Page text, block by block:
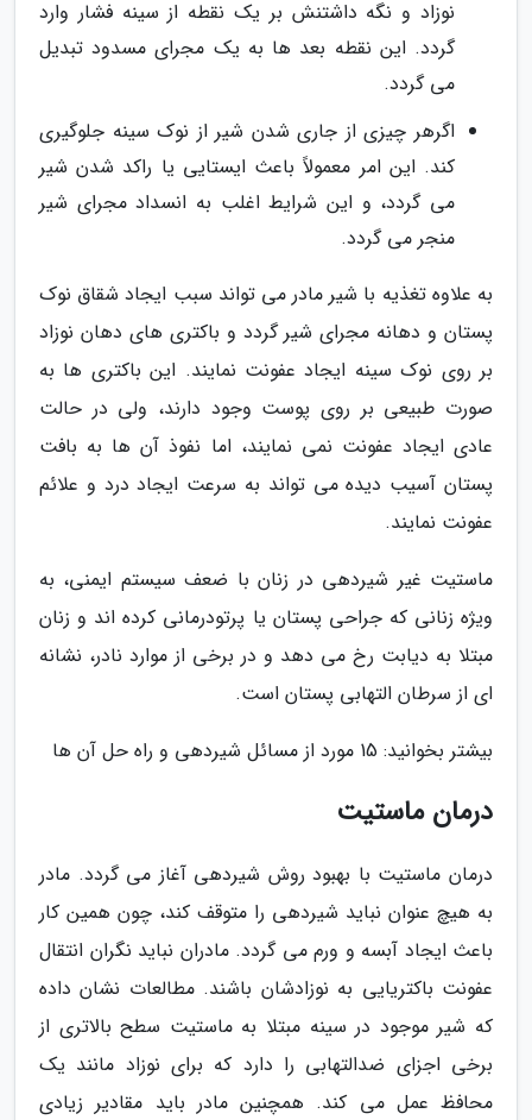
نوزاد و نگه داشتنش بر یک نقطه از سینه فشار وارد
گردد. این نقطه بعد ها به یک مجرای مسدود تبدیل
می گردد.
اگرهر چیزی از جاری شدن شیر از نوک سینه جلوگیری
کند. این امر معمولاً باعث ایستایی یا راکد شدن شیر
می گردد، و این شرایط اغلب به انسداد مجرای شیر
منجر می گردد.
به علاوه تغذیه با شیر مادر می تواند سبب ایجاد شقاق نوک
پستان و دهانه مجرای شیر گردد و باکتری های دهان نوزاد
بر روی نوک سینه ایجاد عفونت نمایند. این باکتری ها به
صورت طبیعی بر روی پوست وجود دارند، ولی در حالت
عادی ایجاد عفونت نمی نمایند، اما نفوذ آن ها به بافت
پستان آسیب دیده می تواند به سرعت ایجاد درد و علائم
عفونت نمایند.
ماستیت غیر شیردهی در زنان با ضعف سیستم ایمنی، به
ویژه زنانی که جراحی پستان یا پرتودرمانی کرده اند و زنان
مبتلا به دیابت رخ می دهد و در برخی از موارد نادر، نشانه
ای از سرطان التهابی پستان است.
بیشتر بخوانید: 15 مورد از مسائل شیردهی و راه حل آن ها
درمان ماستیت
درمان ماستیت با بهبود روش شیردهی آغاز می گردد. مادر
به هیچ عنوان نباید شیردهی را متوقف کند، چون همین کار
باعث ایجاد آبسه و ورم می گردد. مادران نباید نگران انتقال
عفونت باکتریایی به نوزادشان باشند. مطالعات نشان داده
که شیر موجود در سینه مبتلا به ماستیت سطح بالاتری از
برخی اجزای ضدالتهابی را دارد که برای نوزاد مانند یک
محافظ عمل می کند. همچنین مادر باید مقادیر زیادی